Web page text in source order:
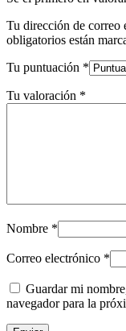
Tu dirección de correo
obligatorios están
Tu puntuación *
Tu valoración *
Nombre *
Correo electrónico *
Guardar mi
navegador para la